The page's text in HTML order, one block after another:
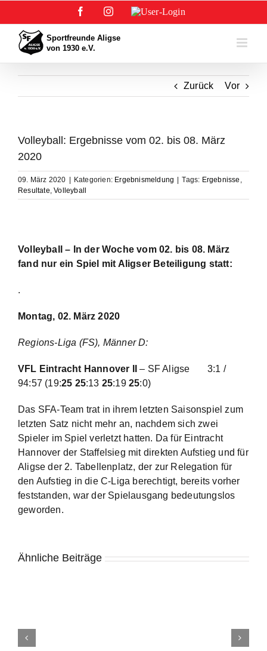
springen
FacebookInstagram
User-
Zurück Vor
Volleyball: Ergebnisse vom 02. bis 08. März
2020
09. März 2020 Kategorien: Ergebnismeldung Tags: Ergebnisse ,
Resultate,Volleyball
Volleyball – In der Woche vom 02. bis 08. März
fand nur ein Spiel mit Aligser Beteiligung statt:
.
Montag, 02. März 2020
Regions-Liga (FS), Männer D:
VFL Eintracht Hannover II – SF Aligse 3:1 /
94:57 (19:25 25:13 25:1925:0)
Das SFA-Team trat in ihrem letzten Saisonspiel zum
letzten Satz nicht mehr an, nachdem sich zwei
Spieler im Spiel verletzt hatten. Da für Eintracht
Hannover der Staffelsieg mit direkten Aufstieg und für
Aligse der 2. Tabellenplatz, der zur Relegation für
den Aufstieg in die C-Liga berechtigt, bereits vorher
feststanden, war der Spielausgang bedeutungslos
geworden.
Ähnliche Beiträge